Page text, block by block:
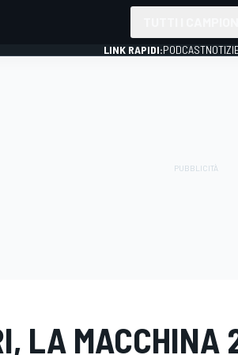
LINK RAPIDI:PODCAST
LA MACCHINA